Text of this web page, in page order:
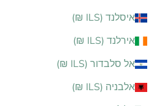
איסלנד (ILS ₪)
אירלנד (ILS ₪)
אל סלבדור (ILS ₪)
אלבניה (ILS ₪)